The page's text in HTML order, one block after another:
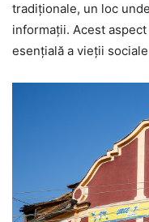
tradiționale, un loc
informații. Acest
esențială a vieții